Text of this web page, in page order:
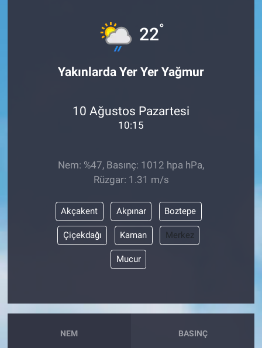
22°
Yakınlarda Yer Yer Yağmur
10 Ağustos Pazartesi
10:15
Nem: %47, Basınç: 1012 hpa hPa,
Rüzgar: 1.31 m/s
Akçakent Akpınar Boztepe
Çiçekdağı Kaman Merkez
Mucur
NEM BASINÇ